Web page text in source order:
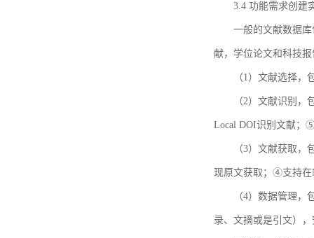
3.4 功能需求创建
一般的文献数据
献，学位论文和科技
（1）文献选择
（2）文献识别
Local DOI识别文献；
（3）文献获取
现原文获取；④支持在
（4）数据管理
录、文摘或是引文）